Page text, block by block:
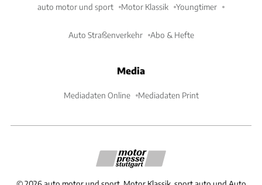
auto motor und sport Motor Klassik Youngtimer
Auto Straßenverkehr Abo & Hefte
Media
Mediadaten Online Mediadaten Print